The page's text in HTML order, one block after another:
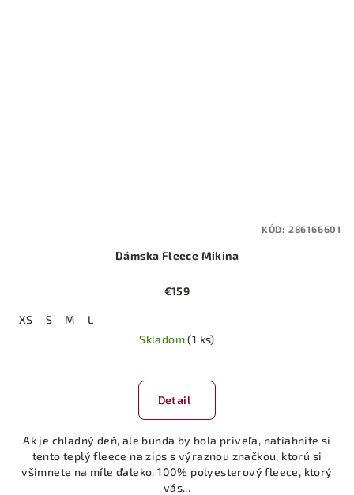
Dámska Fleece Mikina
€159
XS S M
L
Skladom(1 ks)
Detail
Ak je chladný deň, ale bunda by bola priveľa, natiahnite si
tento teplý fleece na zips s výraznou značkou, ktorú si
všimnete na míle ďaleko. 100% polyesterový fleece, ktorý
vás...
KÓD: 286166601